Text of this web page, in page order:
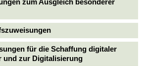
zum Ausgleich besonderer
für die Schaffung digitaler
und zur Digitalisierung